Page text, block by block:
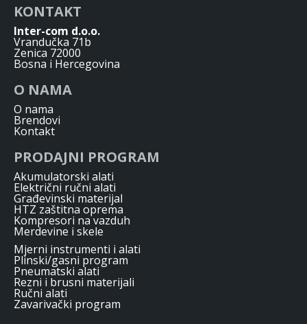
KONTAKT
Inter-com d.o.o.
Vrandučka 71b
Zenica 72000
Bosna i Hercegovina
O NAMA
O nama
Brendovi
Kontakt
PRODAJNI PROGRAM
Akumulatorski alati
Električni ručni alati
Građevinski materijal
HTZ zaštitna oprema
Kompresori na vazduh
Merdevine i skele
Mjerni instrumenti i alati
Plinski/gasni program
Pneumatski alati
Rezni i brusni materijali
Ručni alati
Zavarivački program